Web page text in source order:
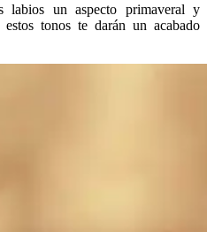
labios un aspecto primaveral y
tonos te darán un acabado